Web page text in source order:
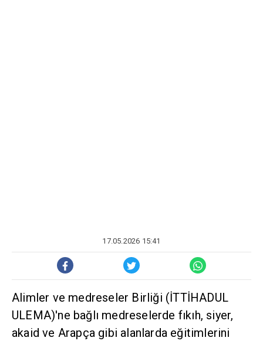
17.05.2026 15:41
Alimler ve medreseler Birliği (İTTİHADUL
ULEMA)'ne bağlı medreselerde fıkıh, siyer,
akaid ve Arapça gibi alanlarda eğitimlerini